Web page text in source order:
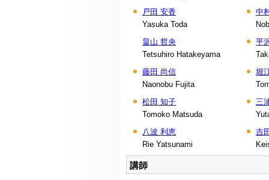
戸田 安香
Yasuka Toda
中
畠山 哲央
Tetsuhiro Hatakeyama
平
藤田 尚信
Naonobu Fujita
堀
松田 知子
Tomoko Matsuda
三
八波 利恵
Rie Yatsunami
吉
講師